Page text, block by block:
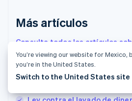
Más artículos
Consulta todos los artículos
Cómo elegir las soluciones
Eslovaquia
EnglishItaliano
España
EspañolEnglish
EnglishEspañol简体中文
You’re viewing our website for Mexico,
you’re in the United States.
Switch to the United States site